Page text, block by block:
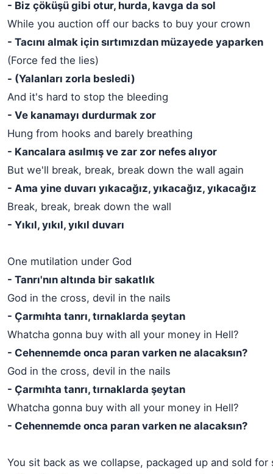
- Biz çöküşü gibi otur, hurda, kavga da sol
While you auction off our backs to buy your crown
- Tacını almak için sırtımızdan müzayede yaparken
(Force fed the lies)
- (Yalanları zorla besledi)
And it's hard to stop the bleeding
- Ve kanamayı durdurmak zor
Hung from hooks and barely breathing
- Kancalara asılmış ve zar zor nefes alıyor
But we'll break, break, break down the wall again
- Ama yine duvarı yıkacağız, yıkacağız, yıkacağız
Break, break, break down the wall
- Yıkıl, yıkıl, yıkıl duvarı
One mutilation under God
- Tanrı'nın altında bir sakatlık
God in the cross, devil in the nails
- Çarmıhta tanrı, tırnaklarda şeytan
Whatcha gonna buy with all your money in Hell?
- Cehennemde onca paran varken ne alacaksın?
God in the cross, devil in the nails
- Çarmıhta tanrı, tırnaklarda şeytan
Whatcha gonna buy with all your money in Hell?
- Cehennemde onca paran varken ne alacaksın?
You sit back as we collapse, packaged up and sold for